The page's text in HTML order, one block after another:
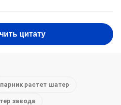
цитату
парник растет шатер
завода